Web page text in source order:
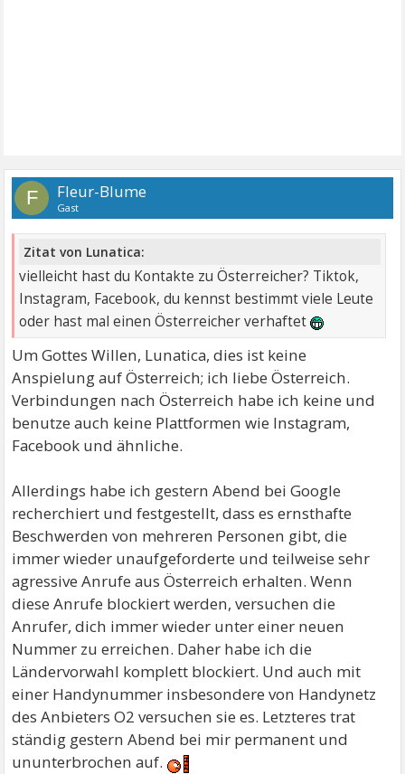
F Fleur-Blume
Gast
Zitat von Lunatica:
vielleicht hast du Kontakte zu Österreicher? Tiktok,
Instagram, Facebook, du kennst bestimmt viele Leute
oder hast mal einen Österreicher verhaftet
Um Gottes Willen, Lunatica, dies ist keine
Anspielung auf Österreich; ich liebe Österreich.
Verbindungen nach Österreich habe ich keine und
benutze auch keine Plattformen wie Instagram,
Facebook und ähnliche.
Allerdings habe ich gestern Abend bei Google
recherchiert und festgestellt, dass es ernsthafte
Beschwerden von mehreren Personen gibt, die
immer wieder unaufgeforderte und teilweise sehr
agressive Anrufe aus Österreich erhalten. Wenn
diese Anrufe blockiert werden, versuchen die
Anrufer, dich immer wieder unter einer neuen
Nummer zu erreichen. Daher habe ich die
Ländervorwahl komplett blockiert. Und auch mit
einer Handynummer insbesondere von Handynetz
des Anbieters O2 versuchen sie es. Letzteres trat
ständig gestern Abend bei mir permanent und
ununterbrochen auf.